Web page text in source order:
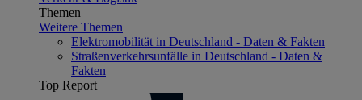
Themen
Weitere Themen
Elektromobilität in Deutschland - Daten & Fakten
Straßenverkehrsunfälle in Deutschland - Daten &
Fakten
Top Report